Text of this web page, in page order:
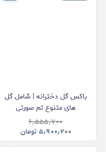
باکس گل دخترانه | شامل گل
های متنوع تم صورتی
۶٫۵۵۵٫۷۰۰
۵٫۹۰۰٫۲۰۰تومان